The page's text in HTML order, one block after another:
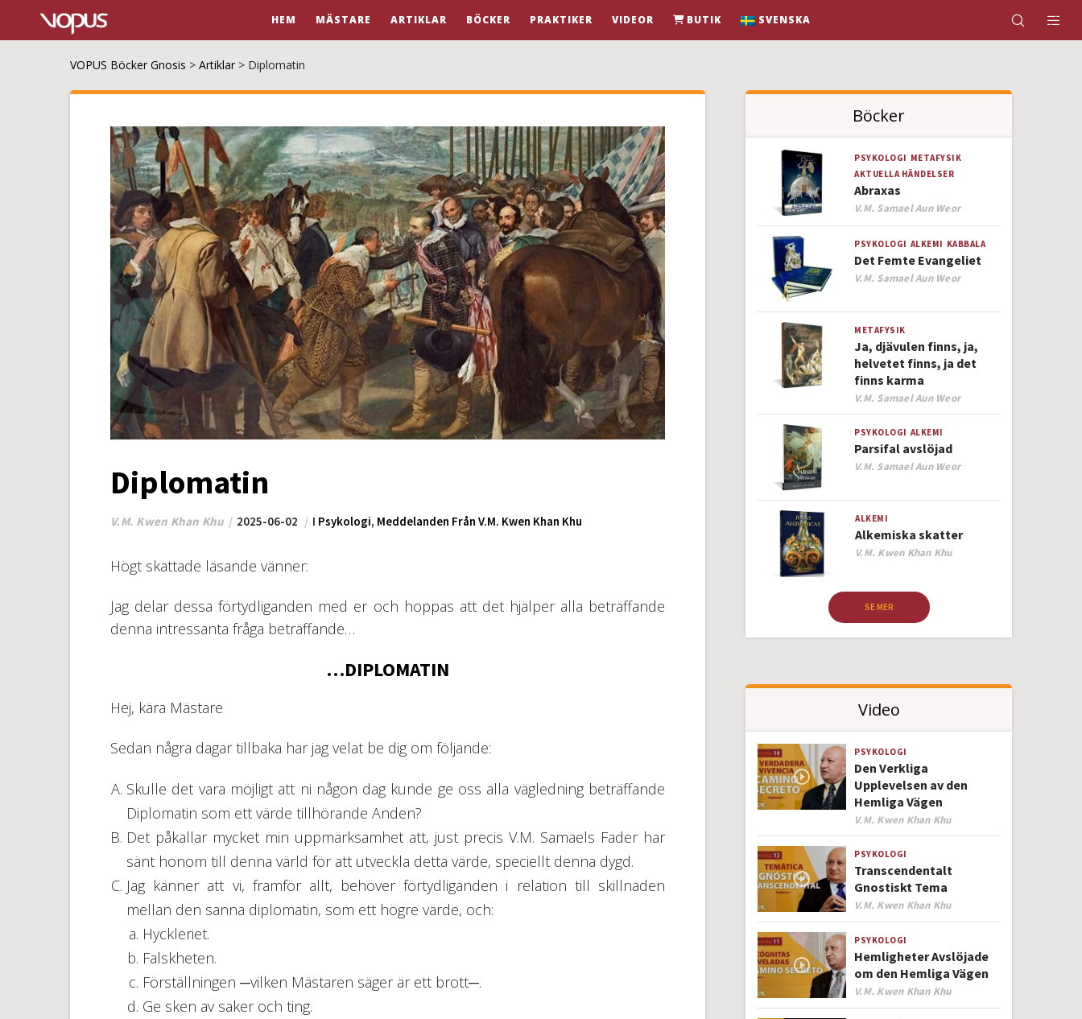
HEM MÄSTARE ARTIKLAR BÖCKER PRAKTIKER VIDEOR BUTIK SVENSKA
VOPUS Böcker Gnosis > Artiklar > Diplomatin
Diplomatin
V.M. Kwen Khan Khu 2025-06-02 I Psykologi, Meddelanden Från V.M. Kwen Khan Khu
Högt skattade läsande vänner:
Jag delar dessa förtydliganden med er och hoppas att det hjälper alla beträffande
denna intressanta fråga beträffande…
…DIPLOMATIN
Hej, kära Mästare
Sedan några dagar tillbaka har jag velat be dig om följande:
Skulle det vara möjligt att ni någon dag kunde ge oss alla vägledning beträffande
Diplomatin som ett värde tillhörande Anden?
Det påkallar mycket min uppmärksamhet att, just precis V.M. Samaels Fader har
sänt honom till denna värld för att utveckla detta värde, speciellt denna dygd.
Jag känner att vi, framför allt, behöver förtydliganden i relation till skillnaden
mellan den sanna diplomatin, som ett högre värde, och:
Hyckleriet.
Falskheten.
Förställningen ─vilken Mästaren säger är ett brott─.
Ge sken av saker och ting.
Böcker
PSYKOLOGI METAFYSIK
AKTUELLA HÄNDELSER
Abraxas
Author
V.M. Samael Aun Weor
PSYKOLOGI ALKEMI KABBALA
Det Femte Evangeliet
Author
V.M. Samael Aun Weor
METAFYSIK
Ja, djävulen finns, ja,
helvetet finns, ja det
finns karma
Author
V.M. Samael Aun Weor
PSYKOLOGI ALKEMI
Parsifal avslöjad
Author
V.M. Samael Aun Weor
ALKEMI
Alkemiska skatter
Author
V.M. Kwen Khan Khu
SE MER
Video
PSYKOLOGI
Den Verkliga
Upplevelsen av den
Hemliga Vägen
Author
V.M. Kwen Khan Khu
PSYKOLOGI
Transcendentalt
Gnostiskt Tema
Author
V.M. Kwen Khan Khu
PSYKOLOGI
Hemligheter Avslöjade
om den Hemliga Vägen
Author
V.M. Kwen Khan Khu